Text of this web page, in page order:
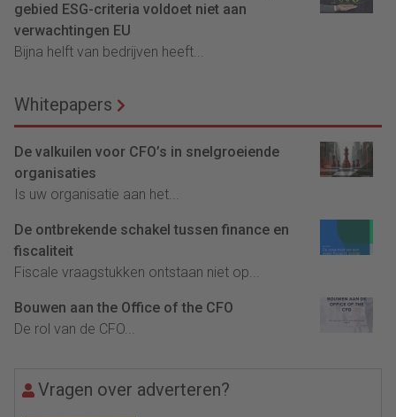
gebied ESG-criteria voldoet niet aan
verwachtingen EU
Bijna helft van bedrijven heeft...
Whitepapers
De valkuilen voor CFO’s in snelgroeiende
organisaties
Is uw organisatie aan het...
De ontbrekende schakel tussen finance en
fiscaliteit
Fiscale vraagstukken ontstaan niet op...
Bouwen aan the Office of the CFO
De rol van de CFO...
Vragen over adverteren?